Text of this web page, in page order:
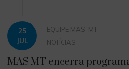
25
JUL
EQUIPE MAS-MT
NOTÍCIAS
MAS MT encerra